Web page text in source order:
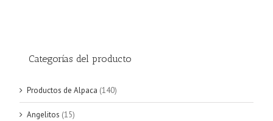
Categorías del producto
Productos de Alpaca (140)
Angelitos (15)